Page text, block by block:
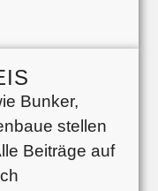
Bunker,
stellen
Beiträge auf